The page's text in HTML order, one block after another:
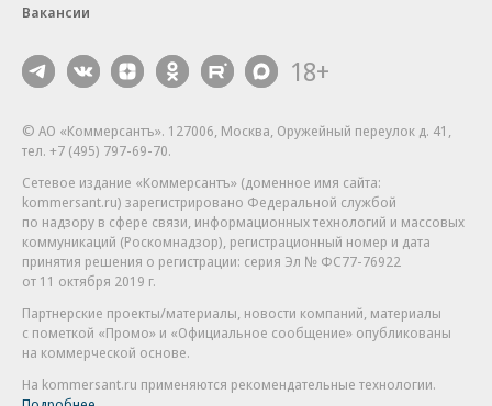
Вакансии
18+
© АО «Коммерсантъ». 127006, Москва, Оружейный переулок д. 41,
тел. +7 (495) 797-69-70.
Сетевое издание «Коммерсантъ» (доменное имя сайта:
kommersant.ru) зарегистрировано Федеральной службой
по надзору в сфере связи, информационных технологий и массовых
коммуникаций (Роскомнадзор), регистрационный номер и дата
принятия решения о регистрации: серия Эл № ФС77-76922
от 11 октября 2019 г.
Партнерские проекты/материалы, новости компаний, материалы
с пометкой «Промо» и «Официальное сообщение» опубликованы
на коммерческой основе.
На kommersant.ru применяются рекомендательные технологии.